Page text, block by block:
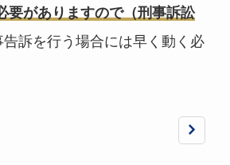
要がありますので（刑事訴訟
告訴を行う場合には早く動く必